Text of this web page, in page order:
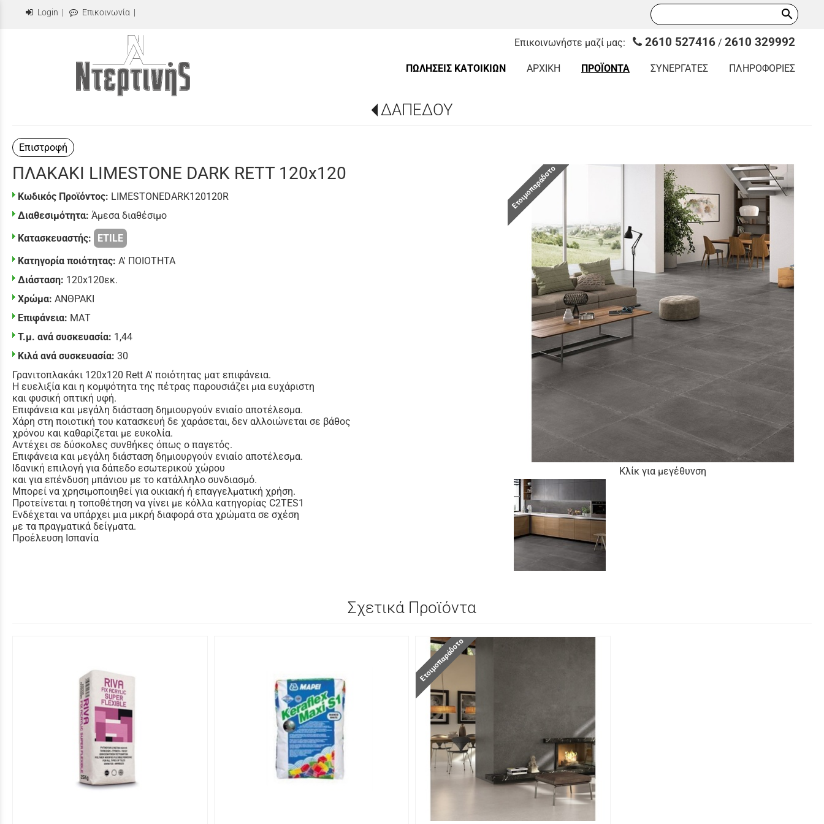
Login | Επικοινωνία | search
Επικοινωνήστε μαζί μας: 2610 527416 / 2610 329992
ΠΩΛΗΣΕΙΣ ΚΑΤΟΙΚΙΩΝ ΑΡΧΙΚΗ ΠΡΟΪΟΝΤΑ ΣΥΝΕΡΓΑΤΕΣ ΠΛΗΡΟΦΟΡΙΕΣ
ΔΑΠΕΔΟΥ
Επιστροφή
Κλίκ για μεγέθυνση
Ετοιμοπαράδοτο
ΠΛΑΚΑΚΙ LIMESTONE DARK RETT 120x120
Κωδικός Προϊόντος: LIMESTONEDARK120120R
Διαθεσιμότητα: Άμεσα διαθέσιμο
Κατασκευαστής:
ETILE
Κατηγορία ποιότητας: Α' ΠΟΙΟΤΗΤΑ
Διάσταση: 120x120εκ.
Χρώμα: ΑΝΘΡΑΚΙ
Επιφάνεια: ΜΑΤ
Τ.μ. ανά συσκευασία: 1,44
Κιλά ανά συσκευασία: 30
Γρανιτοπλακάκι 120x120 Rett Α' ποιότητας ματ επιφάνεια.
Η ευελιξία και η κομψότητα της πέτρας παρουσιάζει μια ευχάριστη
και φυσική οπτική υφή.
Επιφάνεια και μεγάλη διάσταση δημιουργούν ενιαίο αποτέλεσμα.
Χάρη στη ποιοτική του κατασκευή δε χαράσεται, δεν αλλοιώνεται σε βάθος
χρόνου και καθαρίζεται με ευκολία.
Αντέχει σε δύσκολες συνθήκες όπως ο παγετός.
Επιφάνεια και μεγάλη διάσταση δημιουργούν ενιαίο αποτέλεσμα.
Ιδανική επιλογή για δάπεδο εσωτερικού χώρου
και για επένδυση μπάνιου με το κατάλληλο συνδιασμό.
Μπορεί να χρησιμοποιηθεί για οικιακή ή επαγγελματική χρήση.
Προτείνεται η τοποθέτηση να γίνει με κόλλα κατηγορίας C2TES1
Ενδέχεται να υπάρχει μια μικρή διαφορά στα χρώματα σε σχέση
με τα πραγματικά δείγματα.
Προέλευση Ισπανία
Σχετικά Προϊόντα
Ετοιμοπαράδοτο